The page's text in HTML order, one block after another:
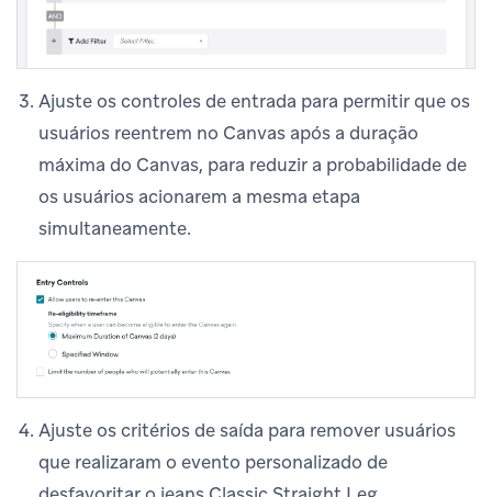
Ajuste os controles de entrada para permitir que os
usuários reentrem no Canvas após a duração
máxima do Canvas, para reduzir a probabilidade de
os usuários acionarem a mesma etapa
simultaneamente.
Ajuste os critérios de saída para remover usuários
que realizaram o evento personalizado de